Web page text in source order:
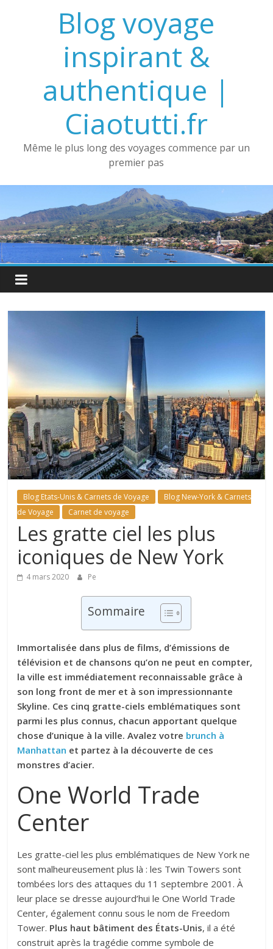
Blog voyage
inspirant &
authentique |
Ciaotutti.fr
Même le plus long des voyages commence par un
premier pas
Blog Etats-Unis & Carnets de Voyage
Blog New-York & Carnets
de Voyage
Carnet de voyage
Les gratte ciel les plus
iconiques de New York
4 mars 2020 Pe
Sommaire
Immortalisée dans plus de films, d’émissions de
télévision et de chansons qu’on ne peut en compter,
la ville est immédiatement reconnaissable grâce à
son long front de mer et à son impressionnante
Skyline. Ces cinq gratte-ciels emblématiques sont
parmi les plus connus, chacun apportant quelque
chose d’unique à la ville. Avalez votre brunch à
Manhattan et partez à la découverte de ces
monstres d’acier.
One World Trade
Center
Les gratte-ciel les plus emblématiques de New York ne
sont malheureusement plus là : les Twin Towers sont
tombées lors des attaques du 11 septembre 2001. À
leur place se dresse aujourd’hui le One World Trade
Center, également connu sous le nom de Freedom
Tower. Plus haut bâtiment des États-Unis, il a été
construit après la tragédie comme symbole de